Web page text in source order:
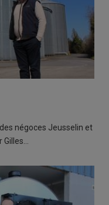
négoces Jeusselin et
Gilles…